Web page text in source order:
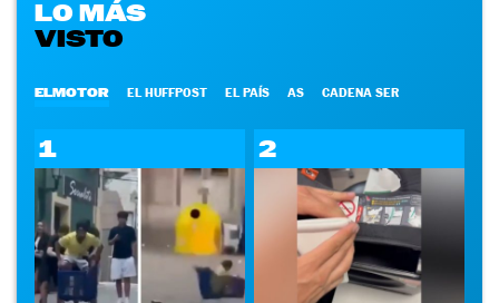
LO MÁS
VISTO
ELMOTOR EL HUFFPOST EL PAÍS AS CADENA SER
1 2